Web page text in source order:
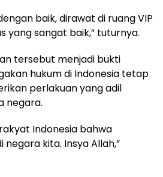
baik, dirawat di ruang VIP
yang sangat baik,” tuturnya.
tersebut menjadi bukti
hukum di Indonesia tetap
perlakuan yang adil
negara.
Indonesia bahwa
kita. Insya Allah,”